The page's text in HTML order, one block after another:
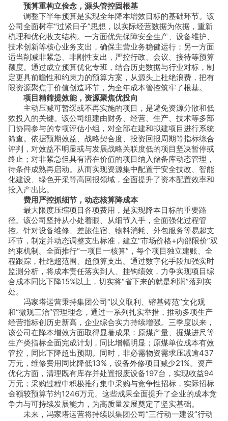
预算重构立俭念，源头管控固根基
调整下半年预算是实现全年降本增效目标的基础环节。该
公司全面树牢“过紧日子”思想，以实际经营数据为依据，重新
梳理和优化收支结构。一方面优先保障安全生产、设备维护、
技术创新等核心业务支出，确保主营业务稳健运行；另一方面
适当削减非紧急、非刚性支出，严控行政、会议、接待等预算
额度。通过成立预算优化专班，结合历史数据与行业对标，制
定更具前瞻性和约束力的预算方案，从源头上杜绝浪费，把有
限资源聚焦于价值创造环节，为全年成本管控筑牢了根基。
项目精筛提效能，资源聚焦优投向
主动压减可暂缓或不再实施的项目，是避免资源分散和低
效投入的关键。该公司组建由财务、经营、生产、技术等多部
门协同参与的专项评估小组，对全部在建和拟建项目进行系统
筛查。依据预期效益、战略契合度、投资回报周期等指标综合
评判，对效益不明显或与发展战略关联度低的项目坚决暂停或
终止；对非紧急但具有潜在价值的项目纳入储备库动态管理，
待条件成熟再启动。从而实现资源集中配置于安全技改、智能
化建设、绿色开采等高回报领域，全面提升了资本配置效率和
投入产出比。
费用严控抓细节，动态核算降成本
最大限度压缩项目各项费用，是实现降本目标的重要路
径。该公司坚持从小处着眼、从细节入手，全面强化过程管
控。针对设备维修、差旅住宿、物料消耗、外包服务等易超支
环节，制定并动态调整支出标准，建立“市场价格+内部限价”双
约束机制。全面推行“一项目一核算”，每个项目独立建账、全
程跟踪，杜绝超范围、超预算支出。通过数字化手段加强实时
监测分析，将成本责任落实到人、挂钩绩效，力争实现项目综
合成本同比下降15%以上，切实将“省下来的就是利润”落到实
处。
冯家塔运营秉持集团公司“以义取利、镕基铸范”文化观
和“微观三治”管理理念，通过一系列扎实举措，推动多项生产
经营指标创历史新高，企业综合实力持续增强。三季度以来，
该公司在降本增效方面取得显著成果：原煤产量、掘煤进尺等
生产类指标全面完成计划，同比增幅明显；原煤单位成本有效
管控，同比下降超出预期。同时，非必需物资需求压减逾437
万元，维修费用同比降低13%，设备外修项目减少21%。资产
优化方面，清理既有库存并处置报废设备197台，实现收益94
万元；采购过程中积极推行集中采购与竞争性招标，实际招标
金额较预算节约1246万元。这些成果全面提升了企业的成本竞
争力与可持续发展能力，为高质量发展奠定了坚实基础。
未来，冯家塔运营将持续以集团公司“三行动一建设”行动